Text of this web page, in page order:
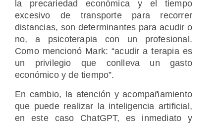
la precariedad económica y el tiempo
excesivo de transporte para recorrer
distancias, son determinantes para acudir o
no, a psicoterapia con un profesional.
Como mencionó Mark: “acudir a terapia es
un privilegio que conlleva un gasto
económico y de tiempo”.
En cambio, la atención y acompañamiento
que puede realizar la inteligencia artificial,
en este caso ChatGPT, es inmediato y